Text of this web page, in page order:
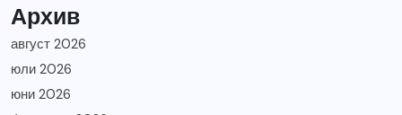
Архив
август 2026
юли 2026
юни 2026